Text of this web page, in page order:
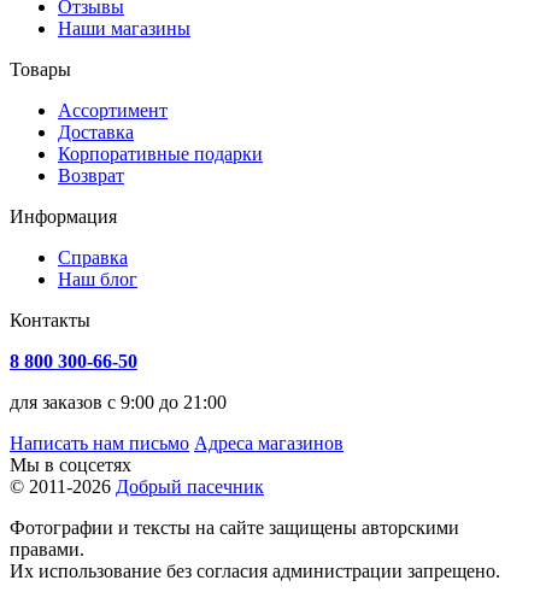
Отзывы
Наши магазины
Товары
Ассортимент
Доставка
Корпоративные подарки
Возврат
Информация
Справка
Наш блог
Контакты
8 800 300-66-50
для заказов с 9:00 до 21:00
Написать нам письмо Адреса магазинов
Мы в соцсетях
© 2011-2026 Добрый пасечник
Фотографии и тексты на сайте защищены авторскими
правами.
Их использование без согласия администрации запрещено.